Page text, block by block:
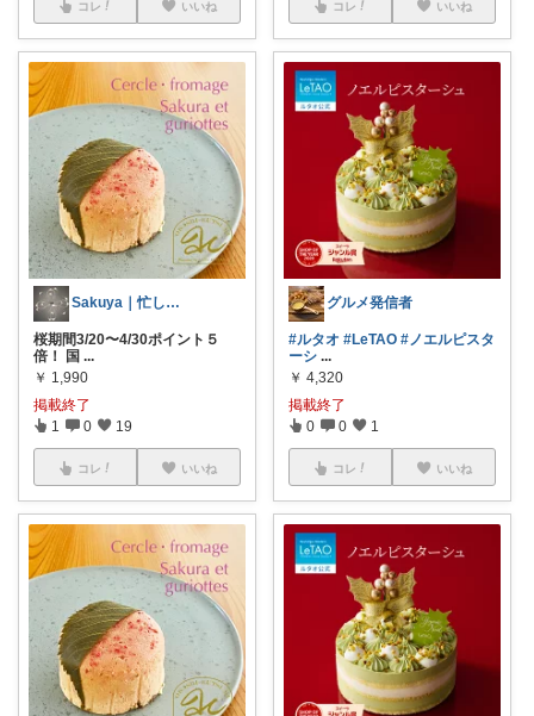
コレ いいね
Sakuya｜忙しいのでゆったり活動中
桜期間3/20〜4/30ポイント５
倍！ 国 ...
￥ 1,990
掲載終了
1 0 19
コレ いいね
コレ いいね
グルメ発信者
#ルタオ #LeTAO #ノエルピスタ
ーシ ...
￥ 4,320
掲載終了
0 0 1
コレ いいね